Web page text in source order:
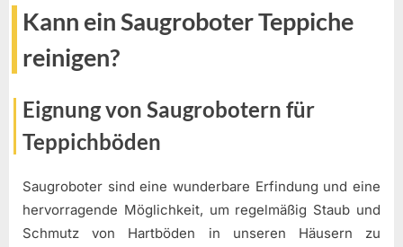
Kann ein Saugroboter Teppiche
reinigen?
Eignung von Saugrobotern für
Teppichböden
Saugroboter sind eine wunderbare Erfindung und eine
hervorragende Möglichkeit, um regelmäßig Staub und
Schmutz von Hartböden in unseren Häusern zu